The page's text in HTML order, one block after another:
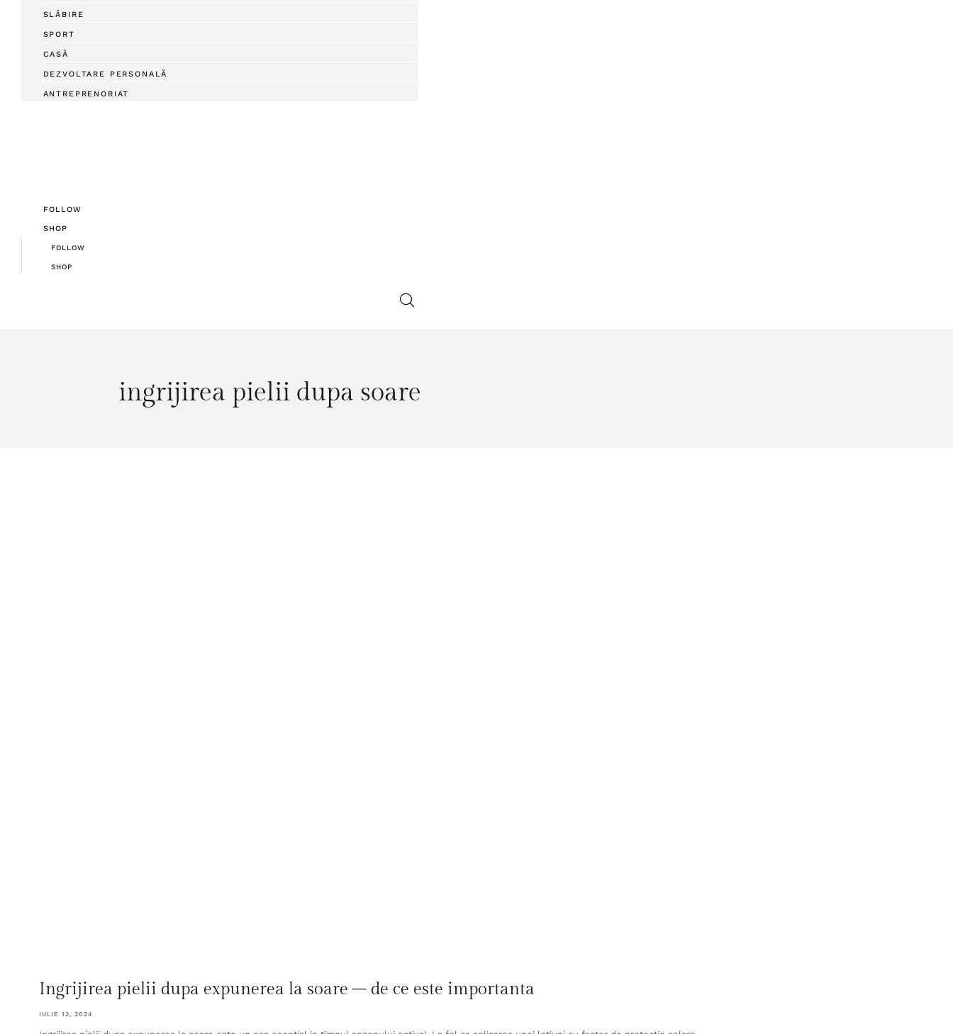
SLĂBIRE
SPORT
CASĂ
DEZVOLTARE PERSONALĂ
ANTREPRENORIAT
FOLLOW
SHOP
FOLLOW
SHOP
ingrijirea pielii dupa soare
Ingrijirea pielii dupa expunerea la soare – de ce este importanta
IULIE 12, 2024